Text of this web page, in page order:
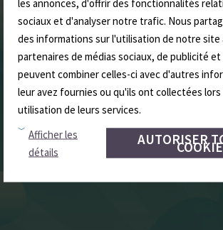
sociaux et d'analyser notre trafic. Nous
des informations sur l'utilisation de notre site
partenaires de médias sociaux, de publicité et
peuvent combiner celles-ci avec d'autres
leur avez fournies ou qu'ils ont collectées
utilisation de leurs services.
AUTORISER
Afficher les
détails